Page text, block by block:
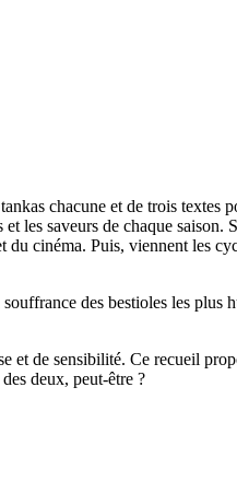
chacune et de trois
les saveurs de chaque
cinéma. Puis, viennent les
des bestioles les
et de sensibilité. Ce recueil
deux, peut-être ?